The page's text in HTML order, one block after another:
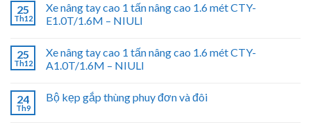
25
Th12
Xe nâng tay cao 1 tấn nâng cao 1.6 mét CTY-
E1.0T/1.6M – NIULI
25
Th12
Xe nâng tay cao 1 tấn nâng cao 1.6 mét CTY-
A1.0T/1.6M – NIULI
24
Th9
Bộ kẹp gắp thùng phuy đơn và đôi